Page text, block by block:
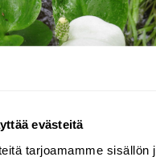
evästeitä
tarjoamamme sisällön